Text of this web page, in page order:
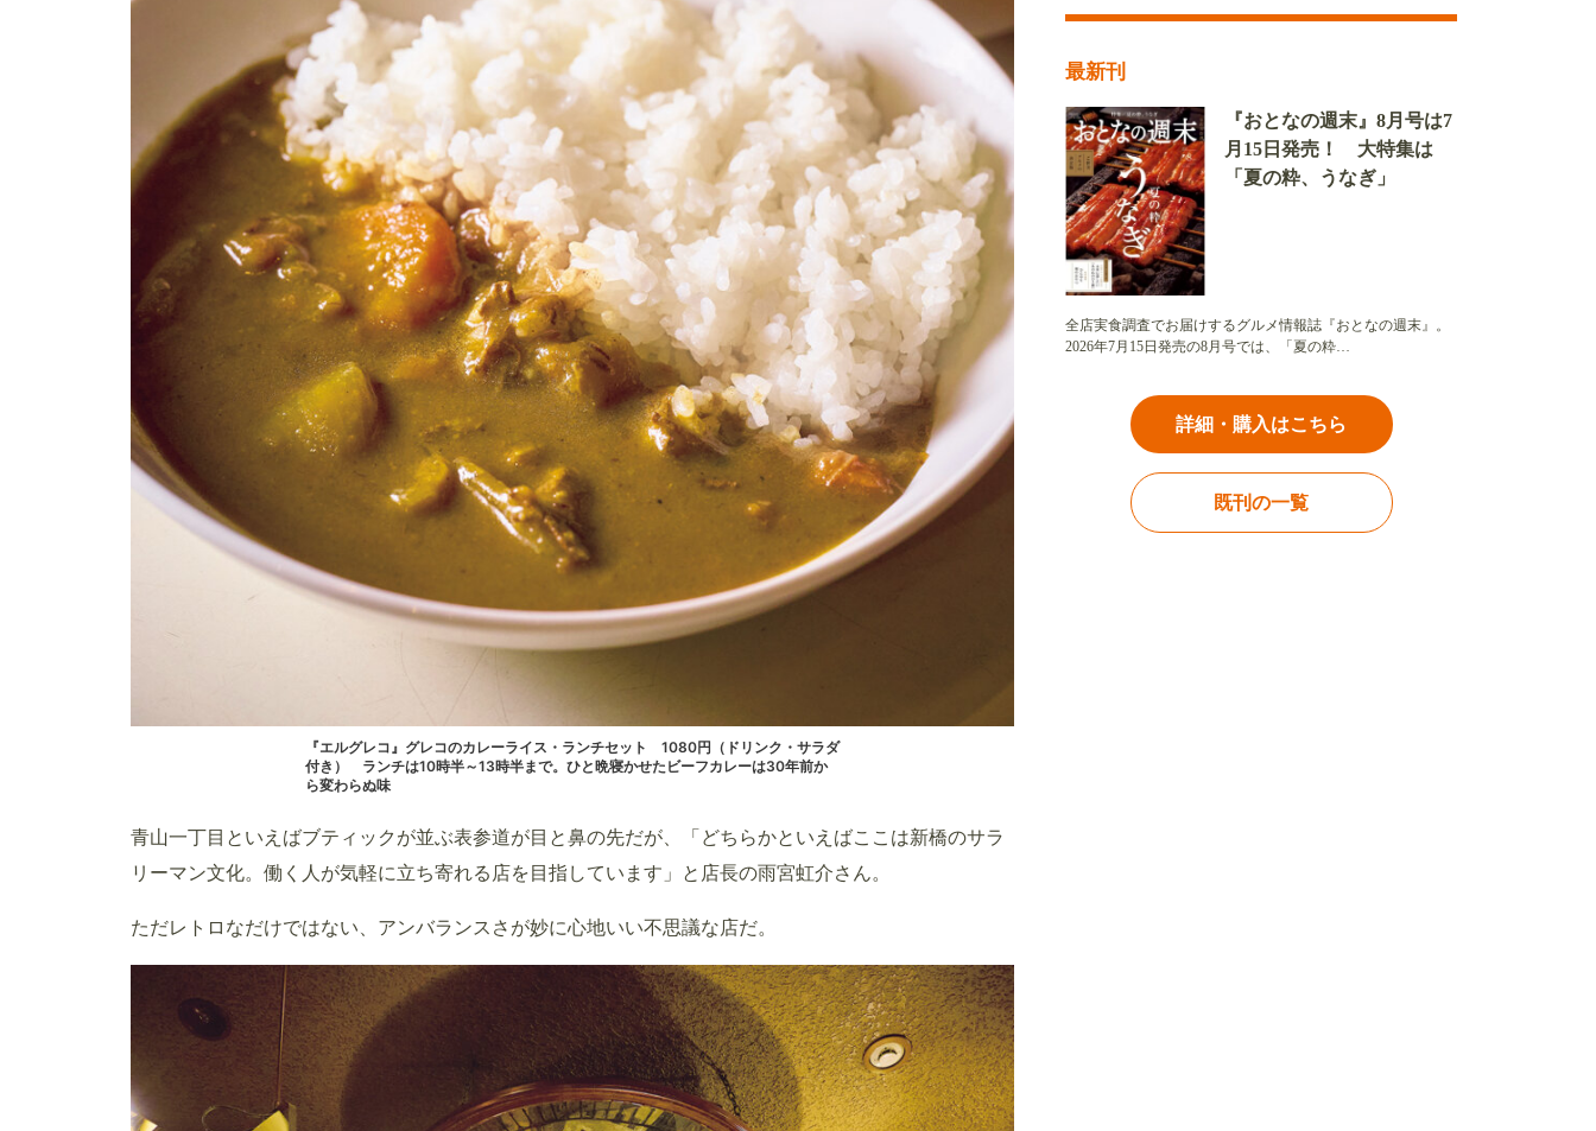
『エルグレコ』グレコのカレーライス・ランチセット 1080円（ドリンク・サラダ
付き） ランチは10時半～13時半まで。ひと晩寝かせたビーフカレーは30年前か
ら変わらぬ味
青山一丁目といえばブティックが並ぶ表参道が目と鼻の先だが、「どちらかといえばここは新橋のサラ
リーマン文化。働く人が気軽に立ち寄れる店を目指しています」と店長の雨宮虹介さん。
ただレトロなだけではない、アンバランスさが妙に心地いい不思議な店だ。
最新刊
『おとなの週末』8月号は7
月15日発売！ 大特集は
「夏の粋、うなぎ」
全店実食調査でお届けするグルメ情報誌『おとなの週末』。
2026年7月15日発売の8月号では、「夏の粋…
詳細・購入はこちら
既刊の一覧